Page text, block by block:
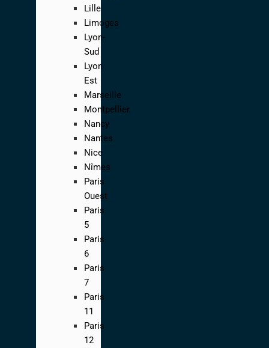
Lille
Limoges
Lyon-
Sud
Lyon
Est
Marseille
Montpellier
Nancy
Nantes
Nice
Nîmes
Paris
Ouest
Paris
5
Paris
6
Paris
7
Paris
11
Paris
12